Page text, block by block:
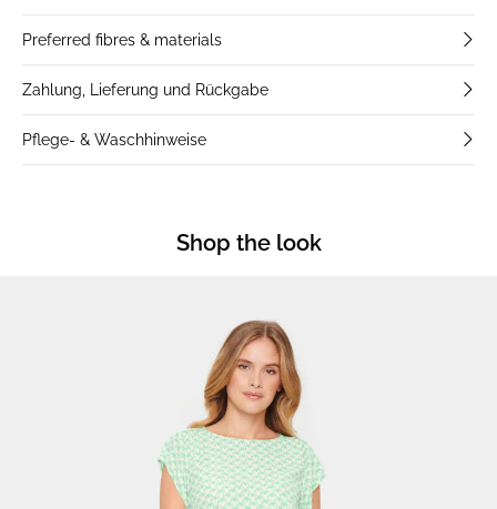
Preferred fibres & materials
Zahlung, Lieferung und Rückgabe
Pflege- & Waschhinweise
Shop the look